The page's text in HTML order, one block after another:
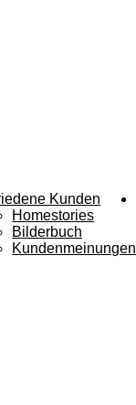
Kunden
Homestories
Bilderbuch
Kundenmeinungen